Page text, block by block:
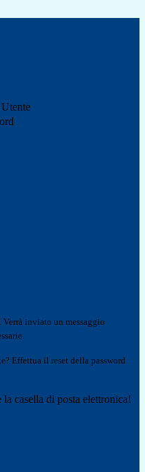
Verrà inviato un messaggio
Effettua il reset della password
casella di posta elettronica!